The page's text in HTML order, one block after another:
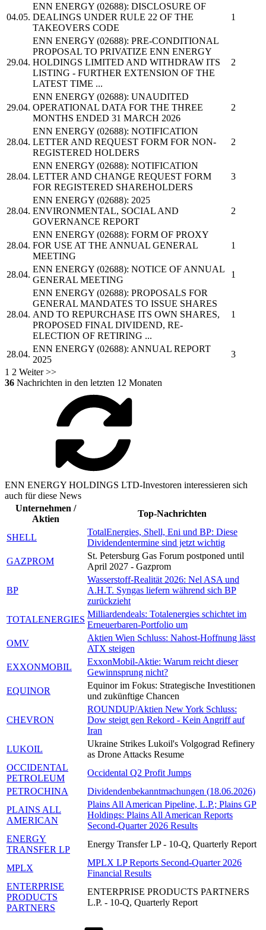
04.05.
ENN ENERGY (02688): DISCLOSURE OF
DEALINGS UNDER RULE 22 OF THE
TAKEOVERS CODE
1
29.04.
ENN ENERGY (02688): PRE-CONDITIONAL
PROPOSAL TO PRIVATIZE ENN ENERGY
HOLDINGS LIMITED AND WITHDRAW ITS
LISTING - FURTHER EXTENSION OF THE
LATEST TIME ...
2
29.04.
ENN ENERGY (02688): UNAUDITED
OPERATIONAL DATA FOR THE THREE
MONTHS ENDED 31 MARCH 2026
2
28.04.
ENN ENERGY (02688): NOTIFICATION
LETTER AND REQUEST FORM FOR NON-
REGISTERED HOLDERS
2
28.04.
ENN ENERGY (02688): NOTIFICATION
LETTER AND CHANGE REQUEST FORM
FOR REGISTERED SHAREHOLDERS
3
28.04.
ENN ENERGY (02688): 2025
ENVIRONMENTAL, SOCIAL AND
GOVERNANCE REPORT
2
28.04.
ENN ENERGY (02688): FORM OF PROXY
FOR USE AT THE ANNUAL GENERAL
MEETING
1
28.04.
ENN ENERGY (02688): NOTICE OF ANNUAL
GENERAL MEETING
1
28.04.
ENN ENERGY (02688): PROPOSALS FOR
GENERAL MANDATES TO ISSUE SHARES
AND TO REPURCHASE ITS OWN SHARES,
PROPOSED FINAL DIVIDEND, RE-
ELECTION OF RETIRING ...
1
28.04.
ENN ENERGY (02688): ANNUAL REPORT
2025
3
1 2 Weiter >>
36 Nachrichten in den letzten 12 Monaten
ENN ENERGY HOLDINGS LTD-Investoren interessieren sich
auch für diese News
Unternehmen /
Aktien
Top-Nachrichten
SHELL
TotalEnergies, Shell, Eni und BP: Diese
Dividendentermine sind jetzt wichtig
GAZPROM
St. Petersburg Gas Forum postponed until
April 2027 - Gazprom
BP
Wasserstoff-Realität 2026: Nel ASA und
A.H.T. Syngas liefern während sich BP
zurückzieht
TOTALENERGIES
Milliardendeals: Totalenergies schichtet im
Erneuerbaren-Portfolio um
OMV
Aktien Wien Schluss: Nahost-Hoffnung lässt
ATX steigen
EXXONMOBIL
ExxonMobil-Aktie: Warum reicht dieser
Gewinnsprung nicht?
EQUINOR
Equinor im Fokus: Strategische Investitionen
und zukünftige Chancen
CHEVRON
ROUNDUP/Aktien New York Schluss:
Dow steigt gen Rekord - Kein Angriff auf
Iran
LUKOIL
Ukraine Strikes Lukoil's Volgograd Refinery
as Drone Attacks Resume
OCCIDENTAL
PETROLEUM
Occidental Q2 Profit Jumps
PETROCHINA
Dividendenbekanntmachungen (18.06.2026)
PLAINS ALL
AMERICAN
Plains All American Pipeline, L.P.; Plains GP
Holdings: Plains All American Reports
Second-Quarter 2026 Results
ENERGY
TRANSFER LP
Energy Transfer LP - 10-Q, Quarterly Report
MPLX
MPLX LP Reports Second-Quarter 2026
Financial Results
ENTERPRISE
PRODUCTS
PARTNERS
ENTERPRISE PRODUCTS PARTNERS
L.P. - 10-Q, Quarterly Report